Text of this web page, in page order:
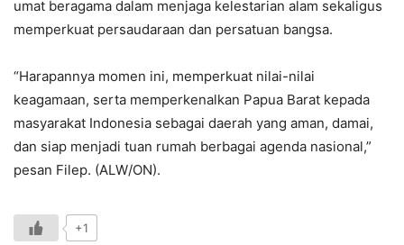
umat beragama dalam menjaga kelestarian alam sekaligus
memperkuat persaudaraan dan persatuan bangsa.
“Harapannya momen ini, memperkuat nilai-nilai
keagamaan, serta memperkenalkan Papua Barat kepada
masyarakat Indonesia sebagai daerah yang aman, damai,
dan siap menjadi tuan rumah berbagai agenda nasional,”
pesan Filep. (ALW/ON).
+1